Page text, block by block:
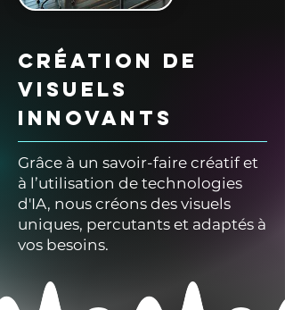
Création de
visuels
innovants
Grâce à un savoir-faire créatif et
à l’utilisation de technologies
d'IA, nous créons des visuels
uniques, percutants et adaptés à
vos besoins.